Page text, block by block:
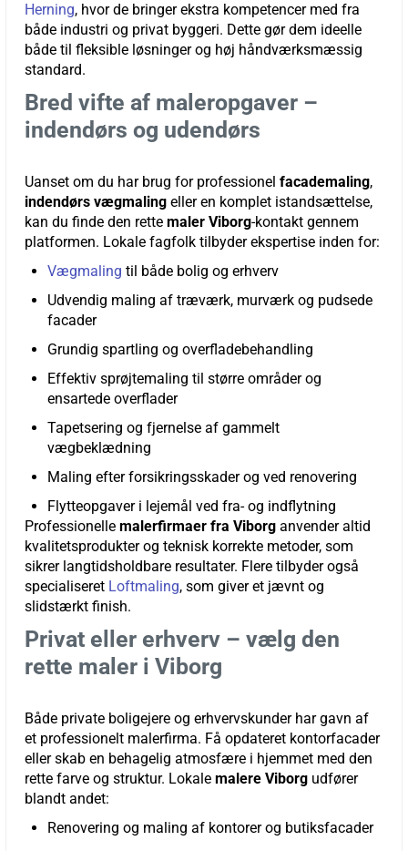
Herning, hvor de bringer ekstra kompetencer med fra
både industri og privat byggeri. Dette gør dem ideelle
både til fleksible løsninger og høj håndværksmæssig
standard.
Bred vifte af maleropgaver –
indendørs og udendørs
Uanset om du har brug for professionel facademaling,
indendørs vægmaling eller en komplet istandsættelse,
kan du finde den rette maler Viborg-kontakt gennem
platformen. Lokale fagfolk tilbyder ekspertise inden for:
Vægmaling til både bolig og erhverv
Udvendig maling af træværk, murværk og pudsede
facader
Grundig spartling og overfladebehandling
Effektiv sprøjtemaling til større områder og
ensartede overflader
Tapetsering og fjernelse af gammelt
vægbeklædning
Maling efterforsikringsskaderog ved renovering
Flytteopgaver i lejemål ved fra- og indflytning
Professionelle malerfirmaer fra Viborg anvender altid
kvalitetsprodukter og teknisk korrekte metoder, som
sikrer langtidsholdbare resultater. Flere tilbyder også
specialiseret Loftmaling, som giver et jævnt og
slidstærkt finish.
Privat eller erhverv – vælg den
rette maler i Viborg
Både private boligejere og erhvervskunder har gavn af
et professionelt malerfirma. Få opdateret kontorfacader
eller skab en behagelig atmosfære i hjemmet med den
rette farve og struktur. Lokale malere Viborg udfører
blandt andet:
Renovering og maling af kontorer og butiksfacader